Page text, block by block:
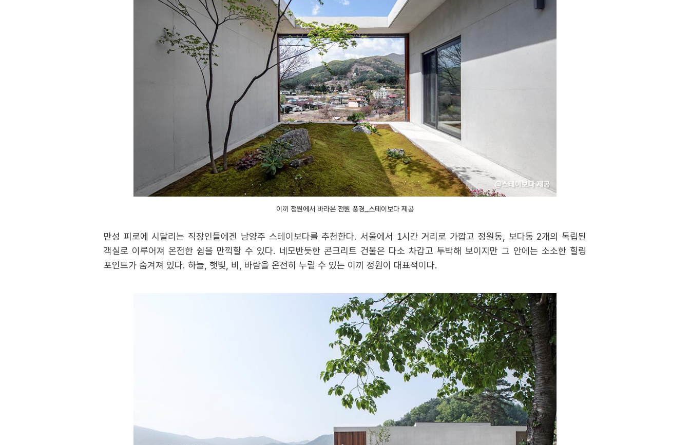
이끼 정원에서 바라본 전원 풍경_스테이보다 제공
만성 피로에 시달리는 직장인들에겐 남양주 스테이보다를 추천한다. 서울에서 1시간 거리로 가깝고 정원동, 보다동 2개의 독립된
객실로 이루어져 온전한 쉼을 만끽할 수 있다. 네모반듯한 콘크리트 건물은 다소 차갑고 투박해 보이지만 그 안에는 소소한 힐링
포인트가 숨겨져 있다. 하늘, 햇빛, 비, 바람을 온전히 누릴 수 있는 이끼 정원이 대표적이다.